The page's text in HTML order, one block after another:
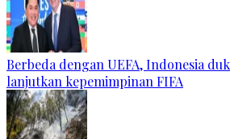
Berbeda dengan UEFA, Indonesia
lanjutkan kepemimpinan FIFA